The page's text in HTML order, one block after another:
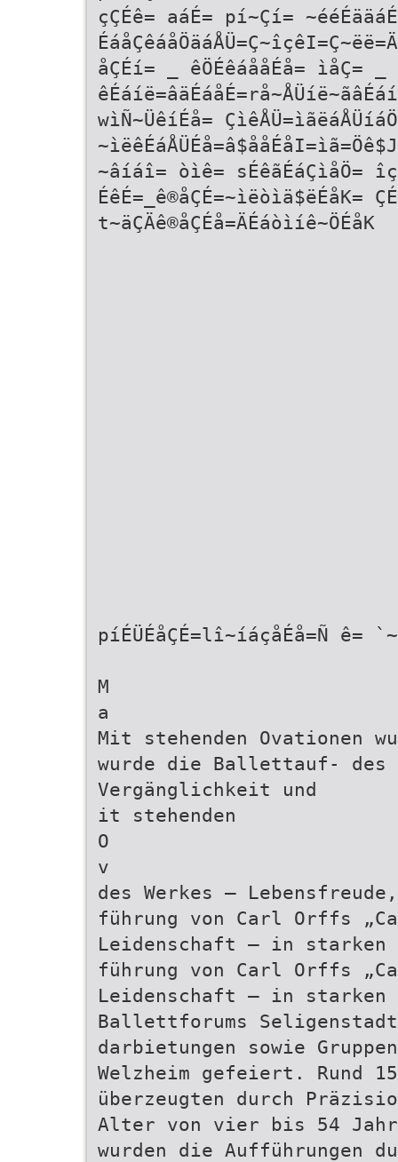
çÇÉê= aáÉ= pí~Çí=
åÇÉí= _ êÖÉêáååÉå= ìåÇ= _
wìÑ~ÜêíÉå=
~âíáî= òìê= sÉêãÉáÇìåÖ=
ÉêÉ=_ê®åÇÉ=~ìëòìä$ëÉåK=
t~äÇÄê®åÇÉå=ÄÉáòìíê~ÖÉåK
píÉÜÉåÇÉ=lî~íáçåÉå=Ñ ê=
M
a
Mit stehenden Ovationen
wurde die Ballettauf- des
Vergänglichkeit und
it stehenden
O
v
des Werkes –
führung von Carl Orffs
Leidenschaft – in
führung von Carl Orffs
Leidenschaft – in
Ballettforums
darbietungen sowie
Welzheim gefeiert. Rund
überzeugten durch
Alter von vier bis 54
wurden die Aufführungen